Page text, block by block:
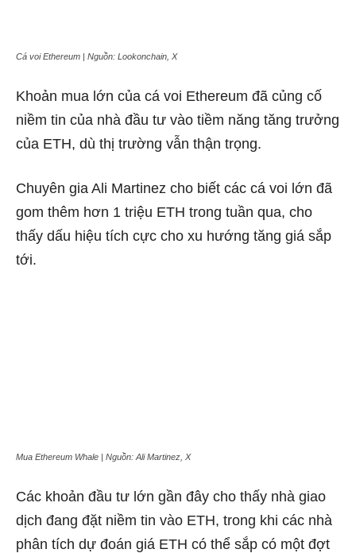
Cá voi Ethereum | Nguồn: Lookonchain, X
Khoản mua lớn của cá voi Ethereum đã củng cố
niềm tin của nhà đầu tư vào tiềm năng tăng trưởng
của ETH, dù thị trường vẫn thận trọng.
Chuyên gia Ali Martinez cho biết các cá voi lớn đã
gom thêm hơn 1 triệu ETH trong tuần qua, cho
thấy dấu hiệu tích cực cho xu hướng tăng giá sắp
tới.
Mua Ethereum Whale | Nguồn: Ali Martinez, X
Các khoản đầu tư lớn gần đây cho thấy nhà giao
dịch đang đặt niềm tin vào ETH, trong khi các nhà
phân tích dự đoán giá ETH có thể sắp có một đợt